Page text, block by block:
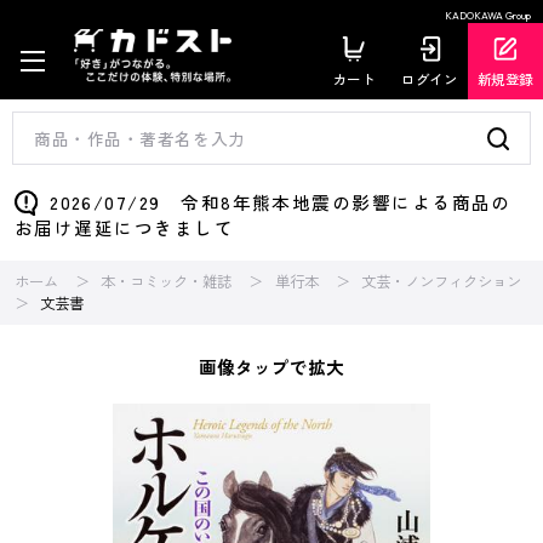
KADOKAWA Group
カート ログイン 新規登録
2026/07/29 令和8年熊本地震の影響による商品の
お届け遅延につきまして
ホーム 本・コミック・雑誌 単行本
文芸・ノンフィクション
文芸書
画像タップで拡大